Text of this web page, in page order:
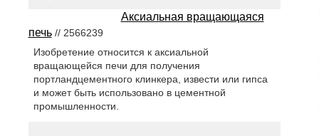
Аксиальная вращающаяся
печь// 2566239
Изобретение относится к аксиальной
вращающейся печи для получения
портландцементного клинкера, извести или гипса
и может быть использовано в цементной
промышленности.